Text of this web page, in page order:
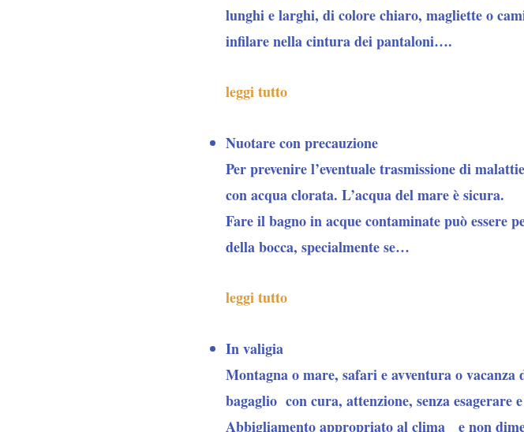
lunghi e larghi, di colore chiaro, magliette o
infilare nella cintura dei pantaloni….
leggi tutto
Nuotare con precauzione
Perprevenire l’eventuale trasmissione di
con acqua clorata. L’acqua del mare è sicura.
Fare il bagno in acque contaminate può essere
della bocca, specialmente se…
leggi tutto
In valigia
Montagna o mare, safari e avventura o
bagaglio con cura, attenzione, senza
Abbigliamento appropriato al clima e non